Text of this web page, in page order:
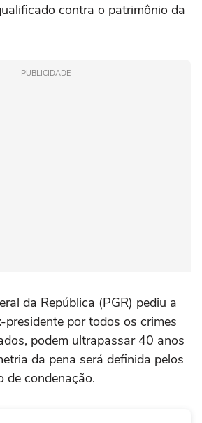
contra o patrimônio da
PUBLICIDADE
da República (PGR) pediu a
presidente por todos os crimes
podem ultrapassar 40 anos
da pena será definida pelos
de condenação.